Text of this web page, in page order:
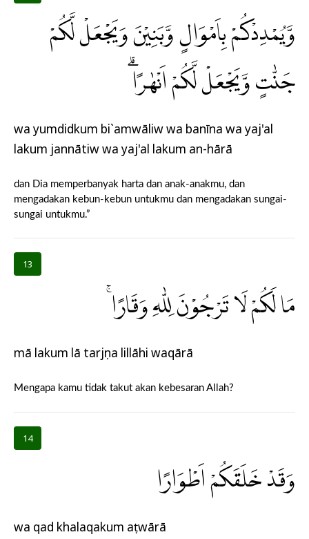
وَّيُمْدِدْكُمْ بِاَمْوَالٍ وَّبَنِيْنَ وَيَجْعَلْ لَّكُمْ
جَنّٰتٍ وَّيَجْعَلْ لَّكُمْ اَنْهٰرًاۗ
wa yumdidkum bi`amwāliw wa banīna wa yaj'al
lakum jannātiw wa yaj'al lakum an-hārā
dan Dia memperbanyak harta dan anak-anakmu, dan
mengadakan kebun-kebun untukmu dan mengadakan sungai-
sungai untukmu.”
13
مَا لَكُمْ لَا تَرْجُوْنَ لِلّٰهِ وَقَارًاۚ
mā lakum lā tarjụna lillāhi waqārā
Mengapa kamu tidak takut akan kebesaran Allah?
14
وَقَدْ خَلَقَكُمْ اَطْوَارًا
wa qad khalaqakum aṭwārā